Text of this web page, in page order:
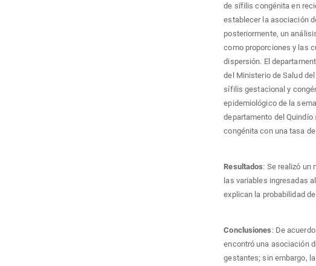
de sífilis congénita en
establecer la asociación
posteriormente, un
como proporciones y las
dispersión. El
del Ministerio de Salud
sífilis gestacional y
epidemiológico de la
departamento del
congénita con una tasa
Resultados: Se realizó un
las variables ingresadas
explican la probabilidad
Conclusiones : De
encontró una asociación
gestantes; sin embargo,